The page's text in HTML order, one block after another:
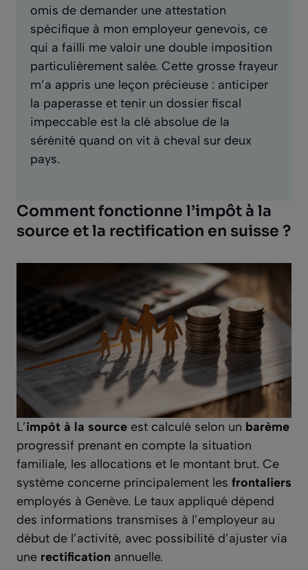
omis de demander une attestation
spécifique à mon employeur genevois, ce
qui a failli me valoir une double imposition
particulièrement salée. Cette grosse frayeur
m’a appris une leçon précieuse : anticiper
la paperasse et tenir un dossier fiscal
impeccable est la clé absolue de la
sérénité quand on vit à cheval sur deux
pays.
Comment fonctionne l’impôt à la
source et la rectification en suisse ?
L’impôt à la source est calculé selon un barème
progressif prenant en compte la situation
familiale, les allocations et le montant brut. Ce
système concerne principalement les frontaliers
employés à Genève. Le taux appliqué dépend
des informations transmises à l’employeur au
début de l’activité, avec possibilité d’ajuster via
une rectification annuelle.